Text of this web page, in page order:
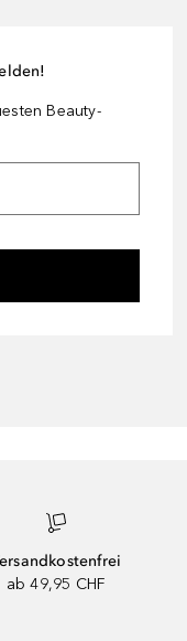
Beauty-
ab 49,95 CHF